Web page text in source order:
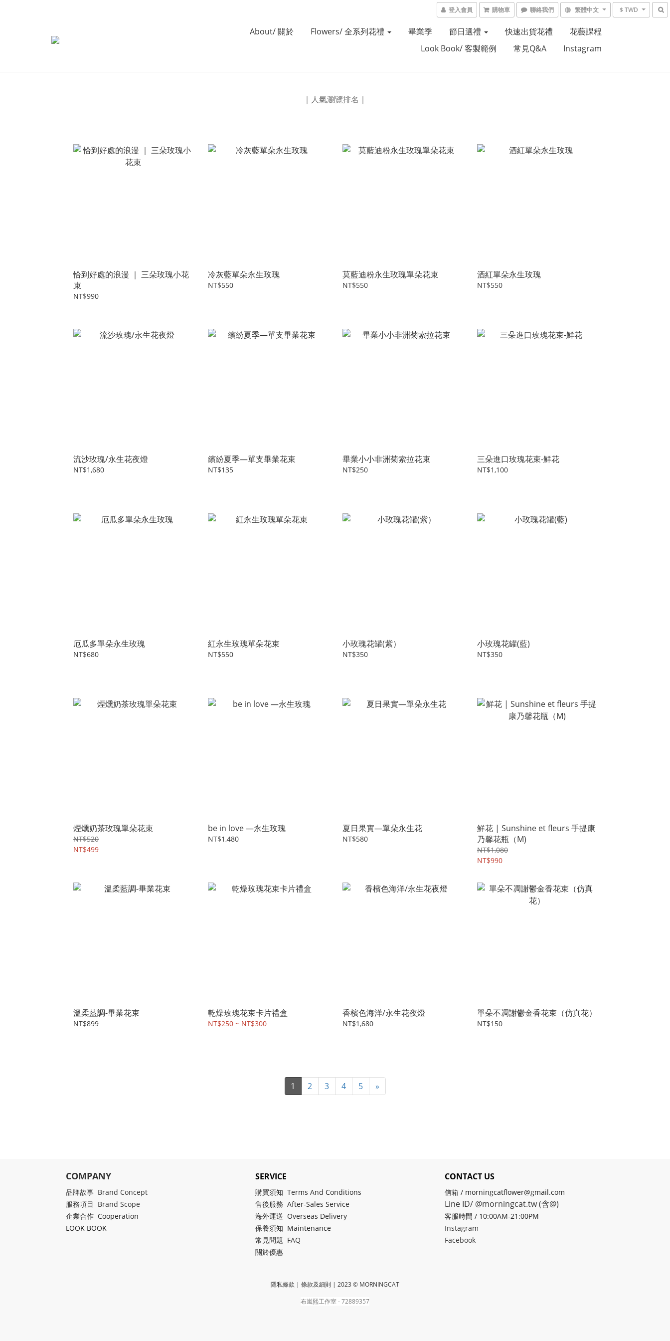
登入會員 購物車 聯絡我們 繁體中文 $ TWD
About/ 關於 Flowers/ 全系列花禮 畢業季 節日選禮 快速出貨花禮
花藝課程
Look Book/ 客製範例
常見Q&A Instagram
｜人氣瀏覽排名｜
恰到好處的浪漫 ｜ 三朵玫瑰小花
束
NT$990
冷灰藍單朵永生玫瑰
NT$550
莫藍迪粉永生玫瑰單朵花束
NT$550
酒紅單朵永生玫瑰
NT$550
流沙玫瑰/永生花夜燈
NT$1,680
繽紛夏季—單支畢業花束
NT$135
畢業小小非洲菊索拉花束
NT$250
三朵進口玫瑰花束-鮮花
NT$1,100
厄瓜多單朵永生玫瑰
NT$680
紅永生玫瑰單朵花束
NT$550
小玫瑰花罐(紫）
NT$350
小玫瑰花罐(藍)
NT$350
煙燻奶茶玫瑰單朵花束
NT$520
NT$499
be in love —永生玫瑰
NT$1,480
夏日果實—單朵永生花
NT$580
鮮花 | Sunshine et fleurs 手提康
乃馨花瓶（M)
NT$1,080
NT$990
溫柔藍調-畢業花束
NT$899
乾燥玫瑰花束卡片禮盒
NT$250 ~ NT$300
香檳色海洋/永生花夜燈
NT$1,680
單朵不凋謝鬱金香花束（仿真花）
NT$150
1 2 3 4 5 »
COMPANY
品牌故事 Brand Concept
服務項目 Brand Scope
企業合作 Cooperation
LOOK BOOK
SERVICE
購買須知 Terms And Conditions
售後服務 After-Sales Service
海外運送 Overseas Delivery
保養須知 Maintenance
常見問題 FAQ
關於優惠
CONTACT US
信箱 / morningcatflower@gmail.com
Line ID/ @morningcat.tw (含@)
客服時間 / 10:00AM-21:00PM
Instagram
Facebook
隱私條款 | 條款及細則 | 2023 © MORNINGCAT
布嵐熙工作室 - 72889357